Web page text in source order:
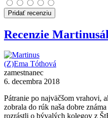
Pridať recenziu
Recenzie
(Z)Ema Tóthová
zamestnanec
6. decembra 2018
Pátranie po najväčšom vrahovi,
zobrala do rúk naša dobre
rozrástli o bývalých kolegov z